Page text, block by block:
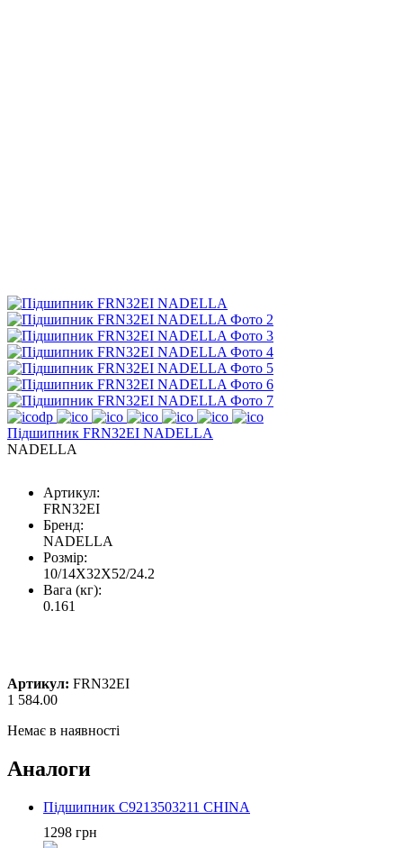
Підшипник FRN32EI NADELLA
NADELLA
Артикул:
FRN32EI
Бренд:
NADELLA
Розмір:
10/14X32X52/24.2
Вага (кг):
0.161
Артикул: FRN32EI
1 584.00
Немає в наявності
Аналоги
Підшипник C9213503211 CHINA
1298 грн